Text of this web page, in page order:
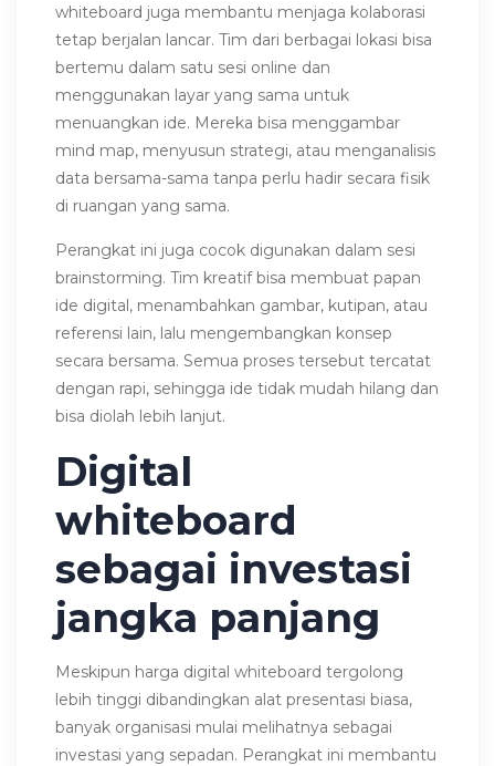
whiteboard juga membantu menjaga kolaborasi
tetap berjalan lancar. Tim dari berbagai lokasi bisa
bertemu dalam satu sesi online dan
menggunakan layar yang sama untuk
menuangkan ide. Mereka bisa menggambar
mind map, menyusun strategi, atau menganalisis
data bersama-sama tanpa perlu hadir secara fisik
di ruangan yang sama.
Perangkat ini juga cocok digunakan dalam sesi
brainstorming. Tim kreatif bisa membuat papan
ide digital, menambahkan gambar, kutipan, atau
referensi lain, lalu mengembangkan konsep
secara bersama. Semua proses tersebut tercatat
dengan rapi, sehingga ide tidak mudah hilang dan
bisa diolah lebih lanjut.
Digital
whiteboard
sebagai investasi
jangka panjang
Meskipun harga digital whiteboard tergolong
lebih tinggi dibandingkan alat presentasi biasa,
banyak organisasi mulai melihatnya sebagai
investasi yang sepadan. Perangkat ini membantu